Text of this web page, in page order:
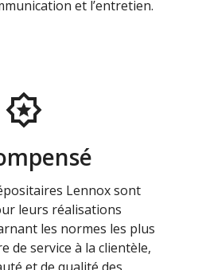
et l’entretien.
Lennox sont
leurs réalisations
les normes les plus
de service à la clientèle,
et de qualité des